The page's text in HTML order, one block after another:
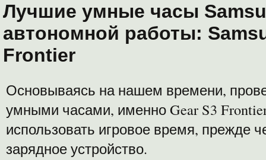
Лучшие умные часы
автономной работы:
Frontier
Основываясь на нашем времени,
умными часами, именно Gear S3
использовать игровое время, прежде
зарядное устройство.